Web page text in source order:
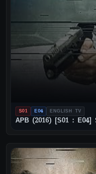
S01 E04 ENGLISH TV
APB (2016) [S01 : E04]